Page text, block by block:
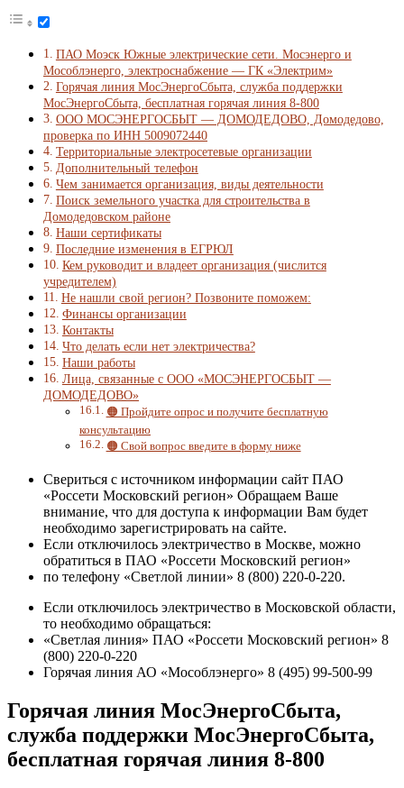
ПАО Моэск Южные электрические сети. Мосэнерго и
Мособлэнерго, электроснабжение — ГК «Электрим»
Горячая линия МосЭнергоСбыта, служба поддержки
МосЭнергоСбыта, бесплатная горячая линия 8-800
ООО МОСЭНЕРГОСБЫТ — ДОМОДЕДОВО, Домодедово,
проверка по ИНН 5009072440
Территориальные электросетевые организации
Дополнительный телефон
Чем занимается организация, виды деятельности
Поиск земельного участка для строительства в
Домодедовском районе
Наши сертификаты
Последние изменения в ЕГРЮЛ
Кем руководит и владеет организация (числится
учредителем)
Не нашли свой регион? Позвоните поможем:
Финансы организации
Контакты
Что делать если нет электричества?
Наши работы
Лица, связанные с ООО «МОСЭНЕРГОСБЫТ —
ДОМОДЕДОВО»
🟠 Пройдите опрос и получите бесплатную
консультацию
🟠 Свой вопрос введите в форму ниже
Свериться с источником информации сайт ПАО
«Россети Московский регион» Обращаем Ваше
внимание, что для доступа к информации Вам будет
необходимо зарегистрировать на сайте.
Если отключилось электричество в Москве, можно
обратиться в ПАО «Россети Московский регион»
по телефону «Светлой линии» 8 (800) 220-0-220.
Если отключилось электричество в Московской области,
то необходимо обращаться:
«Светлая линия» ПАО «Россети Московский регион» 8
(800) 220-0-220
Горячая линия АО «Мособлэнерго» 8 (495) 99-500-99
Горячая линия МосЭнергоСбыта,
служба поддержки МосЭнергоСбыта,
бесплатная горячая линия 8-800